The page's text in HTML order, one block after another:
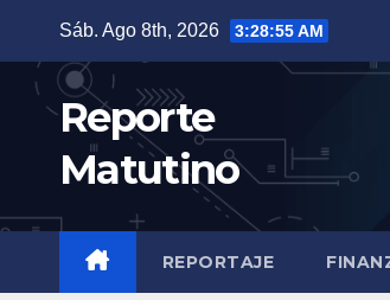
contenido
Sáb. Ago 8th, 2026 3:28:57 AM
Reporte
Matutino
REPORTAJE